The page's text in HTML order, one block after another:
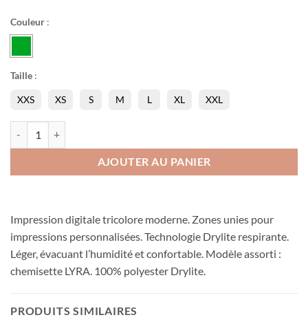
Couleur :
Taille :
XXS XS S M L XL XXL
AJOUTER AU PANIER
Impression digitale tricolore moderne. Zones unies pour
impressions personnalisées. Technologie Drylite respirante.
Léger, évacuant l’humidité et confortable. Modèle assorti :
chemisette LYRA. 100% polyester Drylite.
PRODUITS SIMILAIRES